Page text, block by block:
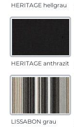
HERITAGE hellgrau
HERITAGE anthrazit
LISSABON grau